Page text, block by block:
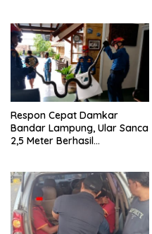
Respon Cepat Damkar
Bandar Lampung, Ular Sanca
2,5 Meter Berhasil